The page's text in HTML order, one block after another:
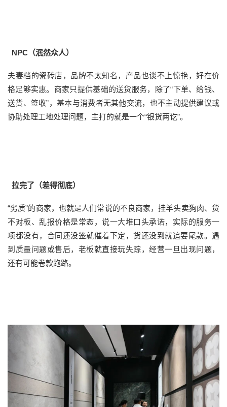
NPC（泯然众人）
夫妻档的瓷砖店，品牌不太知名，产品也谈不上惊艳，好在价
格足够实惠。商家只提供基础的送货服务，除了“下单、给钱、
送货、签收”，基本与消费者无其他交流，也不主动提供建议或
协助处理工地处理问题，主打的就是一个“银货两讫”。
拉完了（差得彻底）
“劣质”的商家，也就是人们常说的不良商家，挂羊头卖狗肉、货
不对板、乱报价格是常态，说一大堆口头承诺，实际的服务一
项都没有，合同还没签就催着下定，货还没到就追要尾款。遇
到质量问题或售后，老板就直接玩失踪，经营一旦出现问题，
还有可能卷款跑路。